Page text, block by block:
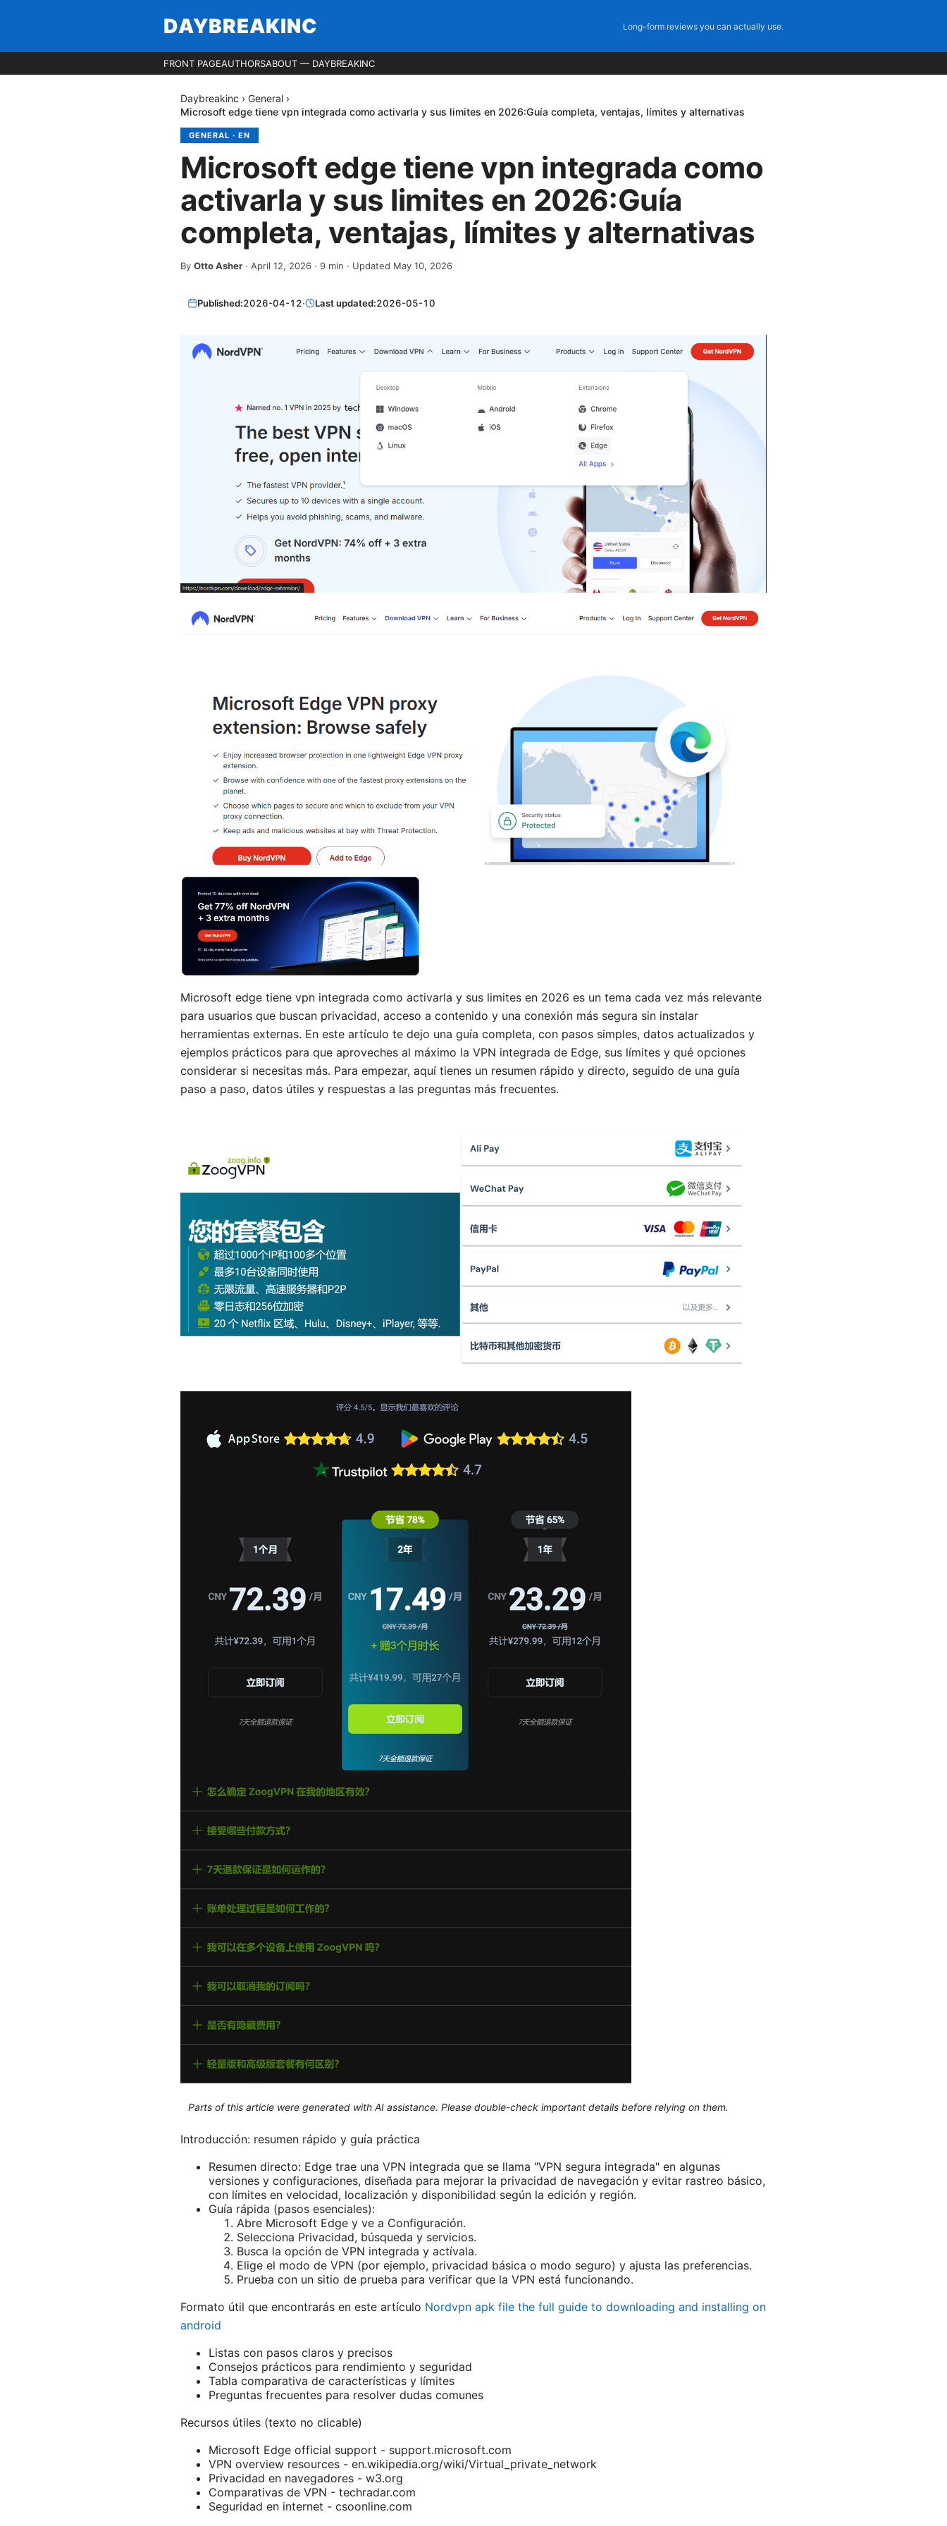
DAYBREAKINC Long-form reviews you can actually use.
FRONT PAGEAUTHORSABOUT — DAYBREAKINC
Daybreakinc › General ›
Microsoft edge tiene vpn integrada como activarla y sus limites en 2026:Guía completa, ventajas, límites y alternativas
GENERAL · EN
Microsoft edge tiene vpn integrada como
activarla y sus limites en 2026:Guía
completa, ventajas, límites y alternativas
By Otto Asher · April 12, 2026 · 9 min · Updated May 10, 2026
Published:2026-04-12· Last updated:2026-05-10
Microsoft edge tiene vpn integrada como activarla y sus limites en 2026 es un tema cada vez más relevante
para usuarios que buscan privacidad, acceso a contenido y una conexión más segura sin instalar
herramientas externas. En este artículo te dejo una guía completa, con pasos simples, datos actualizados y
ejemplos prácticos para que aproveches al máximo la VPN integrada de Edge, sus límites y qué opciones
considerar si necesitas más. Para empezar, aquí tienes un resumen rápido y directo, seguido de una guía
paso a paso, datos útiles y respuestas a las preguntas más frecuentes.
Parts of this article were generated with AI assistance. Please double-check important details before relying on them.
Introducción: resumen rápido y guía práctica
Resumen directo: Edge trae una VPN integrada que se llama "VPN segura integrada" en algunas
versiones y configuraciones, diseñada para mejorar la privacidad de navegación y evitar rastreo básico,
con límites en velocidad, localización y disponibilidad según la edición y región.
Guía rápida (pasos esenciales):
Abre Microsoft Edge y ve a Configuración.
Selecciona Privacidad, búsqueda y servicios.
Busca la opción de VPN integrada y actívala.
Elige el modo de VPN (por ejemplo, privacidad básica o modo seguro) y ajusta las preferencias.
Prueba con un sitio de prueba para verificar que la VPN está funcionando.
Formato útil que encontrarás en este artículo Nordvpn apk file the full guide to downloading and installing on
android
Listas con pasos claros y precisos
Consejos prácticos para rendimiento y seguridad
Tabla comparativa de características y límites
Preguntas frecuentes para resolver dudas comunes
Recursos útiles (texto no clicable)
Microsoft Edge official support - support.microsoft.com
VPN overview resources - en.wikipedia.org/wiki/Virtual_private_network
Privacidad en navegadores - w3.org
Comparativas de VPN - techradar.com
Seguridad en internet - csoonline.com